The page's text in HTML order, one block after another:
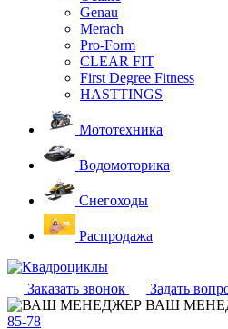
Genau
Merach
Pro-Form
CLEAR FIT
First Degree Fitness
HASTTINGS
Мототехника
Водомоторика
Снегоходы
Распродажа
Заказать звонок Задать
ВАШ
85-78